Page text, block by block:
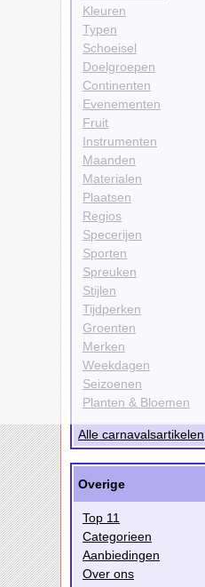
Kleuren
Typen
Schoeisel
Doelgroepen
Continenten
Evenementen
Fruit
Instrumenten
Maanden
Materialen
Plaatsen
Regios
Specerijen
Sporten
Spreuken
Stijlen
Tijdperken
Groenten
Merken
Weekdagen
Seizoenen
Planten & Bloemen
Alle carnavalsartikelen
Overige
Top 11
Categorieen
Aanbiedingen
Over ons